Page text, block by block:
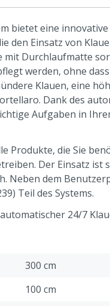
bietet eine
den Einsatz von
mit Durchlaufmatte
werden, ohne
Klauen, eine
Dank des
Aufgaben in
Produkte, die Sie
Der Einsatz ist
Neben dem
Teil des Systems.
24/7
und anderen
Wartung, keine
300 cm
100 cm